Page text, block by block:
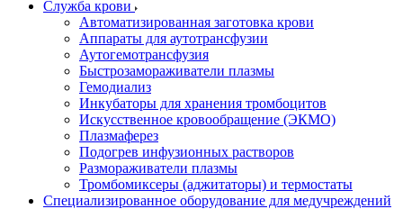
Служба крови
Автоматизированная заготовка крови
Аппараты для аутотрансфузии
Аутогемотрансфузия
Быстрозамораживатели плазмы
Гемодиализ
Инкубаторы для хранения тромбоцитов
Искусственное кровообращение (ЭКМО)
Плазмаферез
Подогрев инфузионных растворов
Размораживатели плазмы
Тромбомиксеры (аджитаторы) и термостаты
Специализированное оборудование для медучреждений